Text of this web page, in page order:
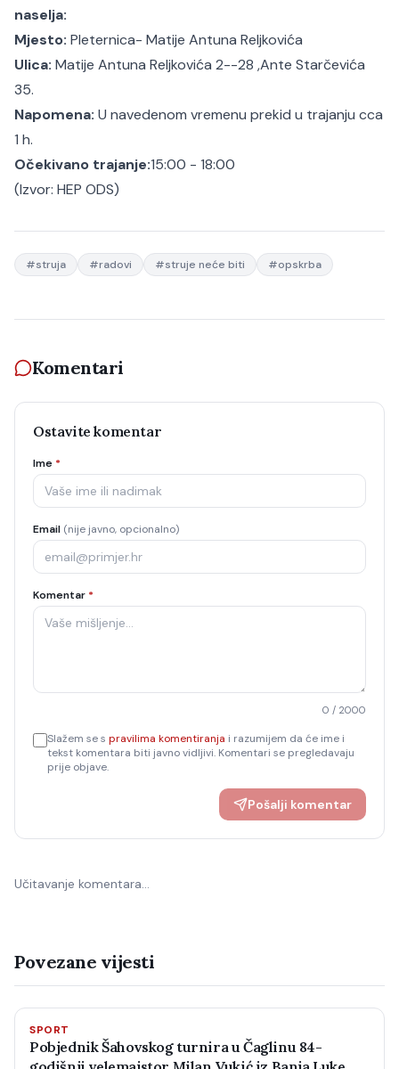
naselja:
Mjesto: Pleternica- Matije Antuna Reljkovića
Ulica: Matije Antuna Reljkovića 2--28 ,Ante Starčevića
35.
Napomena: U navedenom vremenu prekid u trajanju cca
1 h.
Očekivano trajanje:15:00 - 18:00
(Izvor: HEP ODS)
#struja #radovi #struje neće biti #opskrba
Komentari
Ostavite komentar
Ime *
Email (nije javno, opcionalno)
Komentar *
0 / 2000
Slažem se s pravilima komentiranja i razumijem da će ime i
tekst komentara biti javno vidljivi. Komentari se pregledavaju
prije objave.
Pošalji komentar
Učitavanje komentara…
Povezane vijesti
SPORT
Pobjednik Šahovskog turnira u Čaglinu 84-